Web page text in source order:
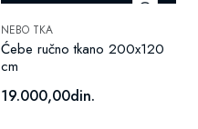
NEBO TKA
Ćebe ručno tkano 200x120
cm
19.000,00din.